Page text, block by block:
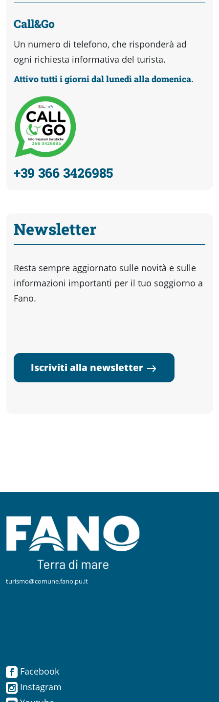
Instagram
Call&Go
Un numero di telefono, che risponderà ad
ogni richiesta informativa del turista.
Attivo tutti i giorni dal lunedì alla domenica.
+39 366 3426985
Newsletter
Resta sempre aggiornato sulle novità e sulle
informazioni importanti per il tuo soggiorno a
Fano.
Iscriviti alla newsletter
turismo@comune.fano.pu.it
Facebook
Instagram